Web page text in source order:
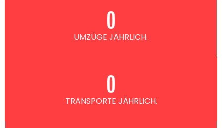
UMZÜGE JÄHRLICH.
0
TRANSPORTE JÄHRLICH.
0